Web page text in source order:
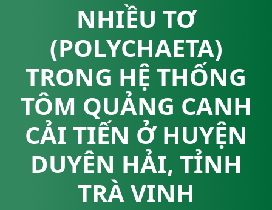
NHIỀU TƠ
(POLYCHAETA)
TRONG HỆ THỐNG
TÔM QUẢNG CANH
CẢI TIẾN Ở HUYỆN
DUYÊN HẢI, TỈNH
TRÀ VINH